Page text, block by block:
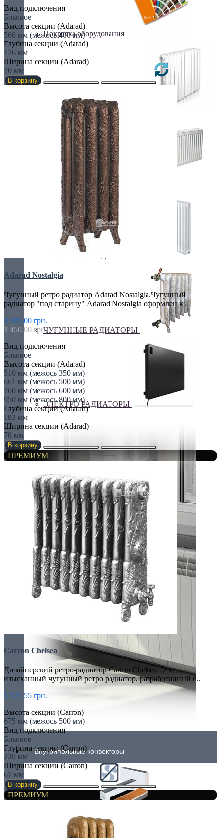
Покраска оборудования
РАДИАТОРЫ ДЛЯ ЗАМЕНЫ
СТАЛЬНЫЕ РАДИАТОРЫ
ЧУГУННЫЕ РАДИАТОРЫ
ЭЛЕКТРО РАДИАТОРЫ
Внутрипольные конвекторы
Вид подключения
Боковое
Высота секции (Adarad)
560 мм (межось 400 мм)
Глубина секции (Adarad)
176 мм
Ширина секции (Adarad)
70 мм
В корзину
Adarad Nostalgia
Чугунный ретро радиатор Adarad Nostalgia.Чугунный
радиатор "под старину" Adarad Nostalgia оформлен к..
3 105.00 грн.
3 450.00 грн.
Вид подключения
Боковое
Высота секции (Adarad)
510 мм (межось 350 мм)
661 мм (межось 500 мм)
760 мм (межось 600 мм)
950 мм (межось 800 мм)
Глубина секции (Adarad)
183 мм
Ширина секции (Adarad)
78 мм
В корзину
ПРЕМИУМ
Carron Chelsea
Дизайнерский ретро-радиатор Carron Chelsea. Это
изысканный чугунный ретро радиатор, разработанный е..
5 771.55 грн.
Высота секции (Carron)
675 мм (межось 500 мм)
Вид подключения
Боковое
Глубина секции (Carron)
220 мм
Ширина секции (Carron)
67 мм
В корзину
ПРЕМИУМ